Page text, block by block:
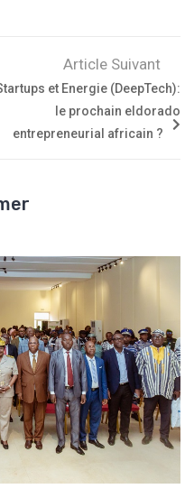
Article Suivant
et Energie (DeepTech):
le prochain eldorado
entrepreneurial africain ?